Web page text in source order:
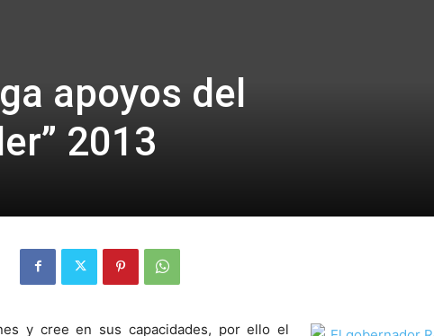
apoyos del
2013
y cree en sus capacidades, por ello el